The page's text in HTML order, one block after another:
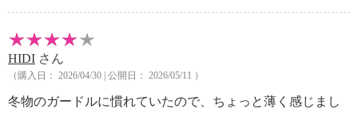
HIDI さん
（購入日： 2026/04/30 | 公開日： 2026/05/11 ）
冬物のガードルに慣れていたので、ちょっと薄く感じまし